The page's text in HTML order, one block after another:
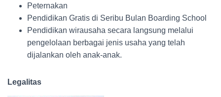
Peternakan
Pendidikan Gratis di Seribu Bulan Boarding School
Pendidikan wirausaha secara langsung melalui
pengelolaan berbagai jenis usaha yang telah
dijalankan oleh anak-anak.
Legalitas